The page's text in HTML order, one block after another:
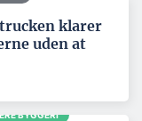
klarer
uden at
BYGGERI